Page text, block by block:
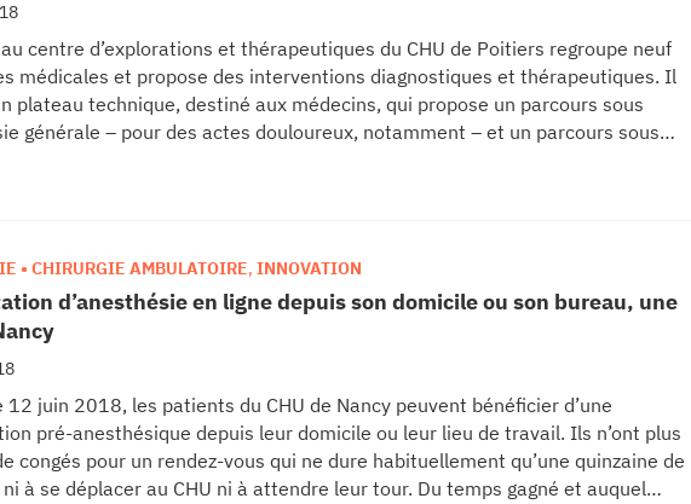
centre d’explorations et thérapeutiques du CHU de Poitiers regroupe neuf
médicales et propose des interventions diagnostiques et thérapeutiques. Il
plateau technique, destiné aux médecins, qui propose un parcours sous
générale – pour des actes douloureux, notamment – et un parcours sous
d’anesthésie en ligne depuis son domicile ou son bureau, une
• CHIRURGIE AMBULATOIRE, INNOVATION
12 juin 2018, les patients du CHU de Nancy peuvent bénéficier d’une
pré-anesthésique depuis leur domicile ou leur lieu de travail. Ils n’ont plus
congés pour un rendez-vous qui ne dure habituellement qu’une quinzaine de
à se déplacer au CHU ni à attendre leur tour. Du temps gagné et auquel